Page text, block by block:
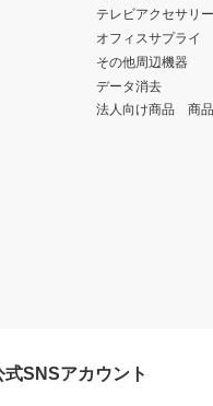
テレビアクセサリー
オフィスサプライ
その他周辺機器
データ消去
法人向け商品 商
式SNSアカウント